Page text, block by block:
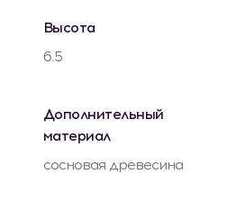
Высота
6.5
Дополнительный
материал
сосновая древесина